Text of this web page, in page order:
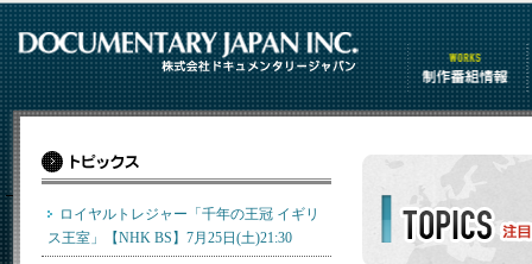
制作番組情報
ロイヤルトレジャー「千年の王冠 イギリ
ス王室」【NHK BS】7月25日(土)21:30